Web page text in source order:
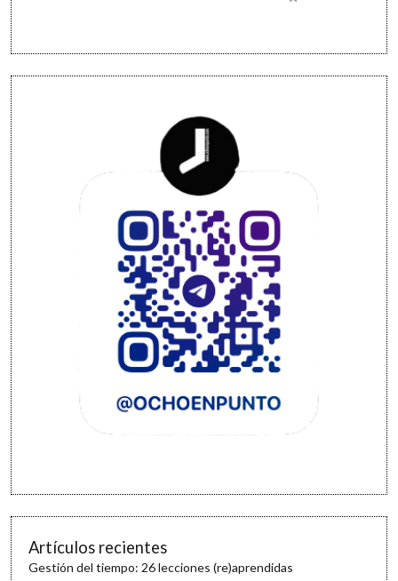
Artículos recientes
Gestión del tiempo: 26 lecciones (re)aprendidas